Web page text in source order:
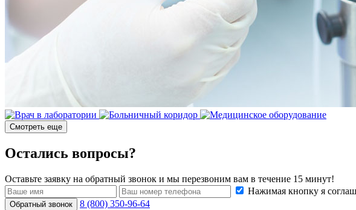
Смотреть еще
Остались вопросы?
Оставьте заявку на обратный звонок и мы перезвоним вам в течение 15 минут!
Нажимая кнопку я
Обратный звонок
8 (800) 350-96-64